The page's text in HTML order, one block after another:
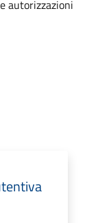
autorizzazioni